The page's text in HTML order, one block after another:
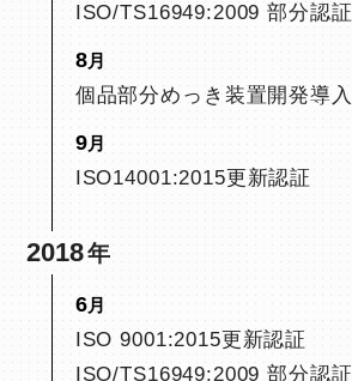
ISO/TS16949:2009 部分認証
8
個品部分めっき装置開発導入
9
ISO14001:2015更新認証
2018
6
ISO 9001:2015更新認証
ISO/TS16949:2009 部分認証